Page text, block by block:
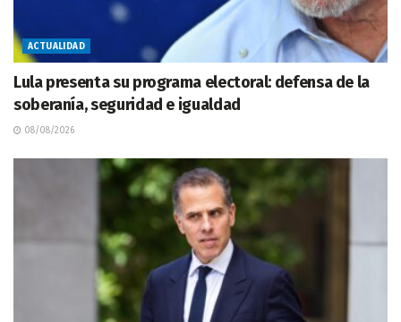
ACTUALIDAD
Lula presenta su programa electoral: defensa de la
soberanía, seguridad e igualdad
08/08/2026